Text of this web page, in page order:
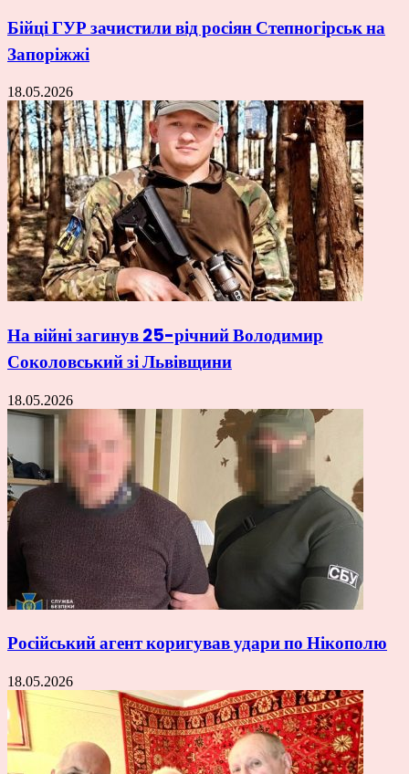
Бійці ГУР зачистили від росіян Степногірськ на
Запоріжжі
18.05.2026
На війні загинув 25-річний Володимир
Соколовський зі Львівщини
18.05.2026
Російський агент коригував удари по Нікополю
18.05.2026